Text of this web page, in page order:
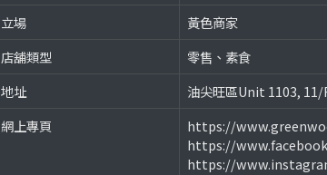
立場
黃色商家
店舖類型
零售、素食
地址
油尖旺區Unit 1103,
網上專頁
https://
https://
https://